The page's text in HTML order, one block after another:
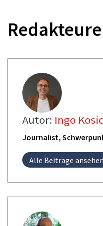
Redakteure
Autor: Ingo
Journalist,
Alle Beiträge ansehen